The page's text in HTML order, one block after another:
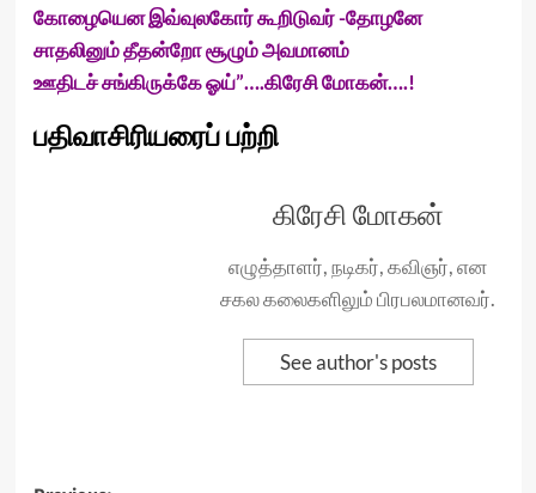
கோழையென இவ்வுலகோர் கூறிடுவர் -தோழனே
சாதலினும் தீதன்றோ சூழும் அவமானம்
ஊதிடச் சங்கிருக்கே ஓய்”….கிரேசி மோகன்….!
பதிவாசிரியரைப் பற்றி
கிரேசி மோகன்
எழுத்தாளர், நடிகர், கவிஞர், என
சகல கலைகளிலும் பிரபலமானவர்.
See author's posts